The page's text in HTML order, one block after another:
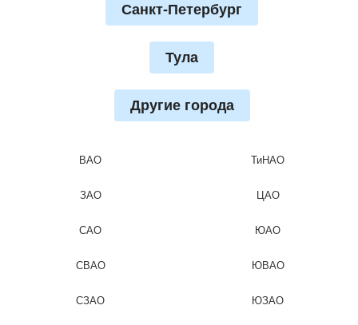
Санкт-Петербург
Тула
Другие города
ВАО
ЗАО
САО
СВАО
СЗАО
ТиНАО
ЦАО
ЮАО
ЮВАО
ЮЗАО